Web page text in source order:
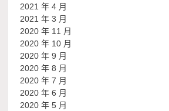
2021 年 4 月
2021 年 3 月
2020 年 11 月
2020 年 10 月
2020 年 9 月
2020 年 8 月
2020 年 7 月
2020 年 6 月
2020 年 5 月